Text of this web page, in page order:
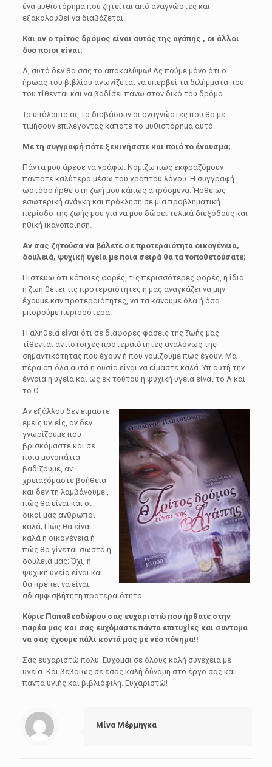
ένα μυθιστόρημα που ζητείται από αναγνώστες και
εξακολουθεί να διαβάζεται.
Και αν ο τρίτος δρόμος είναι αυτός της αγάπης , οι άλλοι
δυο ποιοι είναι;
Α, αυτό δεν θα σας το αποκαλύψω! Ας πούμε μόνο ότι ο
ήρωας του βιβλίου αγωνίζεται να υπερβεί τα διλήμματα που
του τίθενται και να βαδίσει πάνω στον δικό του δρόμο..
Τα υπόλοιπα ας τα διαβάσουν οι αναγνώστες που θα με
τιμήσουν επιλέγοντας κάποτε το μυθιστόρημα αυτό.
Με τη συγγραφή πότε ξεκινήσατε και ποιό το έναυσμα;
Πάντα μου άρεσε να γράφω. Νομίζω πως εκφραζόμουν
πάντοτε καλύτερα μέσω του γραπτού λόγου. Η συγγραφή
ωστόσο ήρθε στη ζωή μου κάπως απρόσμενα. Ήρθε ως
εσωτερική ανάγκη και πρόκληση σε μία προβληματική
περίοδο της ζωής μου για να μου δώσει τελικά διεξόδους και
ηθική ικανοποίηση.
Αν σας ζητούσα να βάλετε σε προτεραιότητα οικογένεια,
δουλειά, ψυχική υγεία με ποια σειρά θα τα τοποθετούσατε;
Πιστεύω ότι κάποιες φορές, τις περισσότερες φορές, η ίδια
η ζωή θέτει τις προτεραιότητες ή μας αναγκάζει να μην
έχουμε καν προτεραιότητες, να τα κάνουμε όλα ή όσα
μπορούμε περισσότερα.
Η αλήθεια είναι ότι σε διάφορες φάσεις της ζωής μας
τίθενται αντίστοιχες προτεραιότητες αναλόγως της
σημαντικότητας που έχουν ή που νομίζουμε πως έχουν. Μα
πέρα απ όλα αυτά η ουσία είναι να είμαστε καλά. Υπ αυτή την
έννοια η υγεία και ως εκ τούτου η ψυχική υγεία είναι το Α και
το Ω.
Αν εξάλλου δεν είμαστε
εμείς υγιείς, αν δεν
γνωρίζουμε που
βρισκόμαστε και σε
ποια μονοπάτια
βαδίζουμε, αν
χρειαζόμαστε βοήθεια
και δεν τη λαμβάνουμε ,
πώς θα είναι και οι
δικοί μας άνθρωποι
καλά; Πώς θα είναι
καλά η οικογένεια ή
πώς θα γίνεται σωστά η
δουλειά μας; Όχι, η
ψυχική υγεία είναι και
θα πρέπει να είναι
αδιαμφισβήτητη προτεραιότητα.
Κύριε Παπαθεοδώρου σας ευχαριστώ που ήρθατε στην
παρέα μας και σας ευχόμαστε πάντα επιτυχίες και συντομα
να σας έχουμε πάλι κοντά μας με νέο πόνημα!!
Σας ευχαριστώ πολύ. Εύχομαι σε όλους καλή συνέχεια με
υγεία. Και βεβαίως σε εσάς καλή δύναμη στο έργο σας και
πάντα υγιής και βιβλιόφιλη. Ευχαριστώ!
Μίνα Μέρμηγκα